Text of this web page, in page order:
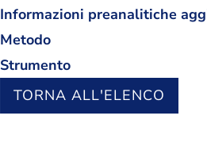
Informazioni preanalitiche
Metodo
Strumento
TORNA ALL'ELENCO